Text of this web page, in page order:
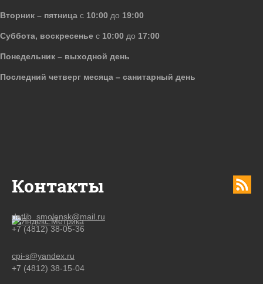
Контакты
detlib_smolensk@mail.ru
+7 (4812) 38-05-36
cpi-s@yandex.ru
+7 (4812) 38-15-04
Вторник – пятница с 10:00 до 19:00
Суббота, воскресенье с 10:00 до 17:00
Понедельник – выходной день
Последний четверг месяца – санитарный день